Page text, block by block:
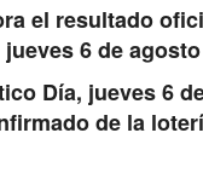
el resultado
6 de
Día, jueves 6
de la